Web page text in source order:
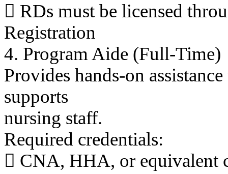
 RDs must be licensed
Registration
4. Program Aide (Full-Time)
Provides hands-on
supports
nursing staff.
Required credentials:
 CNA, HHA, or equivalent